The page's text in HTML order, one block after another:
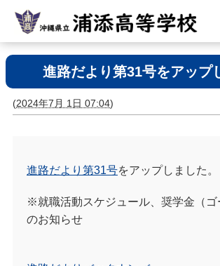
進路だより第31号をアップ
(2024年7月 1日 07:04)
進路だより第31号をアップしました。
※就職活動スケジュール、奨学金（ゴ
のお知らせ